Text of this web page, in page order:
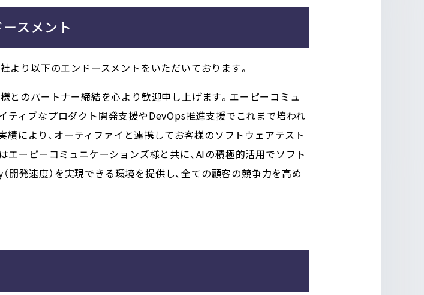
スメント
より以下のエンドースメントをいただいております。
とのパートナー締結を心より歓迎申し上げます。エーピーコミュ
ィブなプロダクト開発支援やDevOps推進支援でこれまで培われ
により、オーティファイと連携してお客様のソフトウェアテスト
エーピーコミュニケーションズ様と共に、AIの積極的活用でソフト
発速度）を実現できる環境を提供し、全ての顧客の競争力を高め